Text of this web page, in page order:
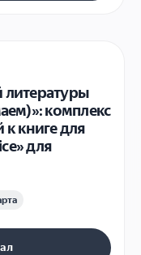
комплекс
книге для
для